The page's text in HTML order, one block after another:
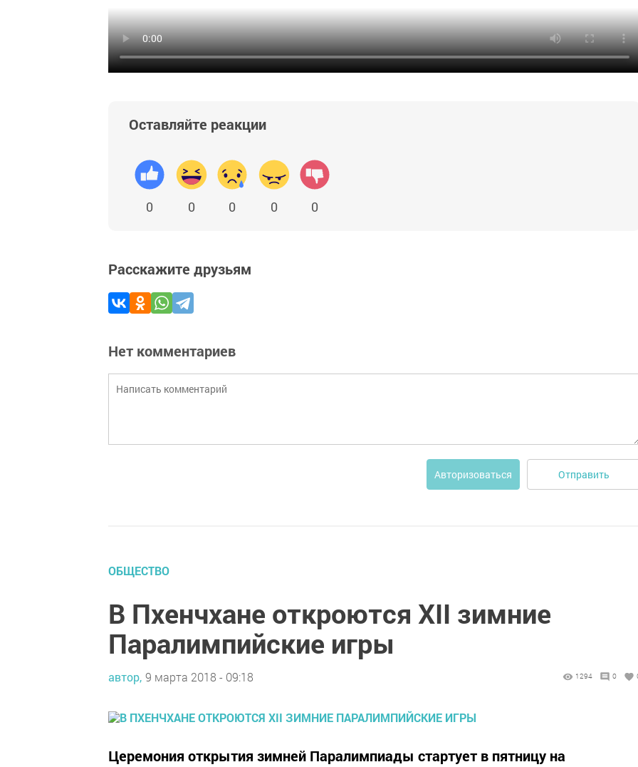
Оставляйте реакции
0 0 0 0 0
Расскажите друзьям
Нет комментариев
Авторизоваться Отправить
ОБЩЕСТВО
В Пхенчхане откроются XII зимние
Паралимпийские игры
автор, 9 марта 2018 - 09:18 1294 0
Церемония открытия зимней Паралимпиады стартует в пятницу на